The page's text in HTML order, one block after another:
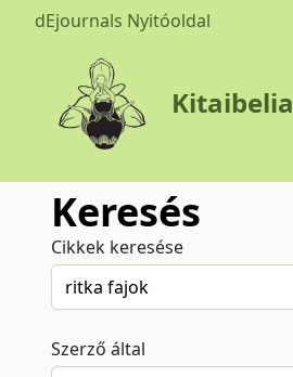
dEjournals Nyitóoldal
Kitaibelia
Keresés
Cikkek keresése
Szerző által